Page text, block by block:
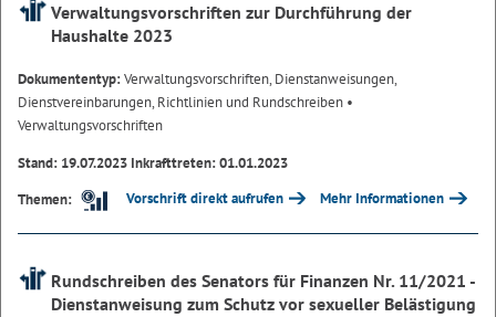
Verwaltungsvorschriften zur Durchführung der
Haushalte 2023
Dokumententyp:Verwaltungsvorschriften, Dienstanweisungen,
Dienstvereinbarungen, Richtlinien und Rundschreiben •
Verwaltungsvorschriften
Stand: 19.07.2023 Inkrafttreten: 01.01.2023
Themen:
Vorschrift direkt aufrufen Mehr Informationen
Rundschreiben des Senators für Finanzen Nr. 11/2021 -
Dienstanweisung zum Schutz vor sexueller Belästigung